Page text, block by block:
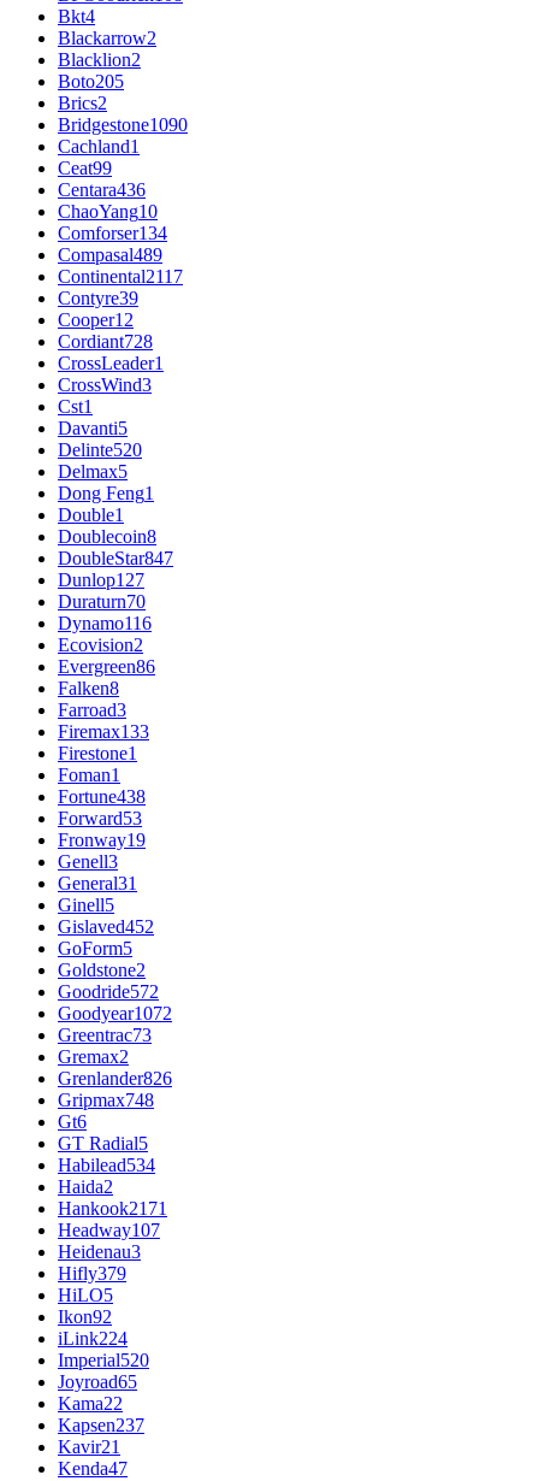
Bkt4
Blackarrow2
Blacklion2
Boto205
Brics2
Bridgestone1090
Cachland1
Ceat99
Centara436
ChaoYang10
Comforser134
Compasal489
Continental2117
Contyre39
Cooper12
Cordiant728
CrossLeader1
CrossWind3
Cst1
Davanti5
Delinte520
Delmax5
Dong Feng1
Double1
Doublecoin8
DoubleStar847
Dunlop127
Duraturn70
Dynamo116
Ecovision2
Evergreen86
Falken8
Farroad3
Firemax133
Firestone1
Foman1
Fortune438
Forward53
Fronway19
Genell3
General31
Ginell5
Gislaved452
GoForm5
Goldstone2
Goodride572
Goodyear1072
Greentrac73
Gremax2
Grenlander826
Gripmax748
Gt6
GT Radial5
Habilead534
Haida2
Hankook2171
Headway107
Heidenau3
Hifly379
HiLO5
Ikon92
iLink224
Imperial520
Joyroad65
Kama22
Kapsen237
Kavir21
Kenda47